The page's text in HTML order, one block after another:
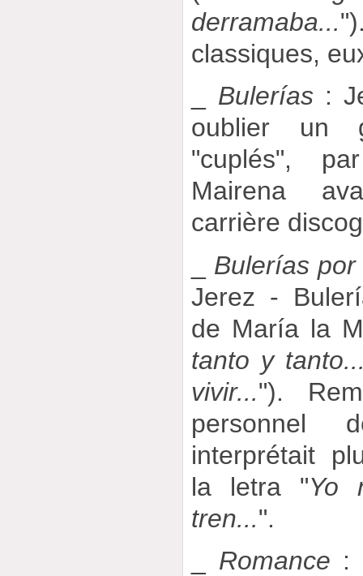
derramaba...
classiques,
Bulerías:
oublier un
"cuplés",
Mairena
carrière
Bulerías por
Jerez -
de María la
tanto y
vivir...").
personnel
interprétait
la letra "Yo
tren...".
Romance :